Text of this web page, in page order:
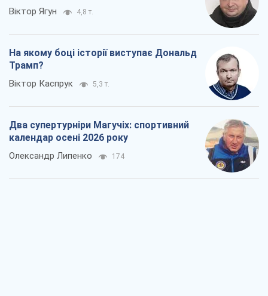
Віктор Ягун 4,8 т.
На якому боці історії виступає Дональд
Трамп?
Віктор Каспрук 5,3 т.
Два супертурніри Магучіх: спортивний
календар осені 2026 року
Олександр Липенко 174